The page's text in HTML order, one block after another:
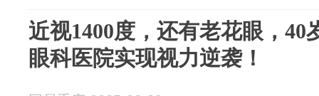
近视1400度，还有老花眼，40
眼科医院实现视力逆袭！